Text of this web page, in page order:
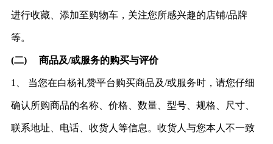
进行收藏、添加至购物车，关注您所感兴趣的店铺/品牌
等。
(二) 商品及/或服务的购买与评价
1、 当您在白杨礼赞平台购买商品及/或服务时，请您仔细
确认所购商品的名称、价格、数量、型号、规格、尺寸、
联系地址、电话、收货人等信息。收货人与您本人不一致